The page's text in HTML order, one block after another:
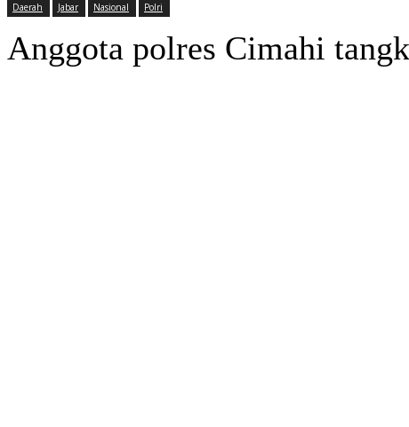
Daerah Jabar Nasional Polri
Anggota polres Cimahi